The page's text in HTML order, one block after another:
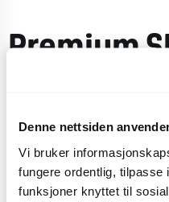
Denne nettsiden
Vi bruker
fungere ordentlig, tilpasse
funksjoner knyttet til
Premium
Premium Shake med
popcorn
med pisket krem.